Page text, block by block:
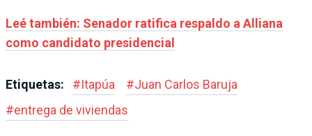
Leé también: Senador ratifica respaldo a Alliana
como candidato presidencial
Etiquetas: #Itapúa #Juan Carlos Baruja
#entrega de viviendas